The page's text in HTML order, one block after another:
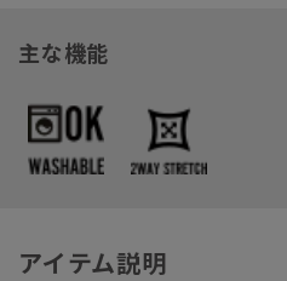
主な機能
アイテム説明